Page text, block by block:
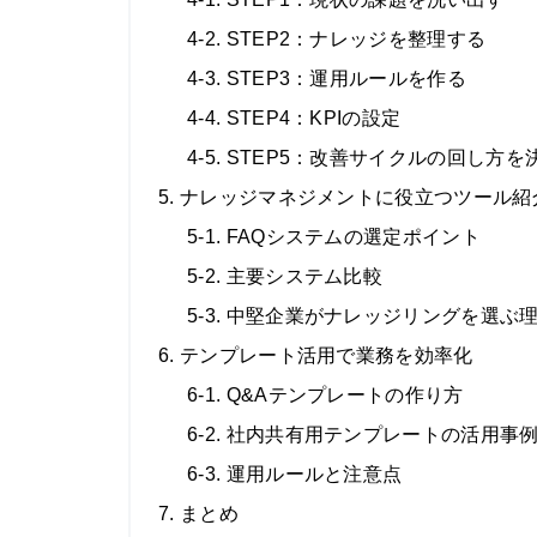
4-2. STEP2：ナレッジを整理する
4-3. STEP3：運用ルールを作る
4-4. STEP4：KPIの設定
4-5. STEP5：改善サイクルの回し方を
5. ナレッジマネジメントに役立つツール紹
5-1. FAQシステムの選定ポイント
5-2. 主要システム比較
5-3. 中堅企業がナレッジリングを選ぶ
6. テンプレート活用で業務を効率化
6-1. Q&Aテンプレートの作り方
6-2. 社内共有用テンプレートの活用事例
6-3. 運用ルールと注意点
7. まとめ